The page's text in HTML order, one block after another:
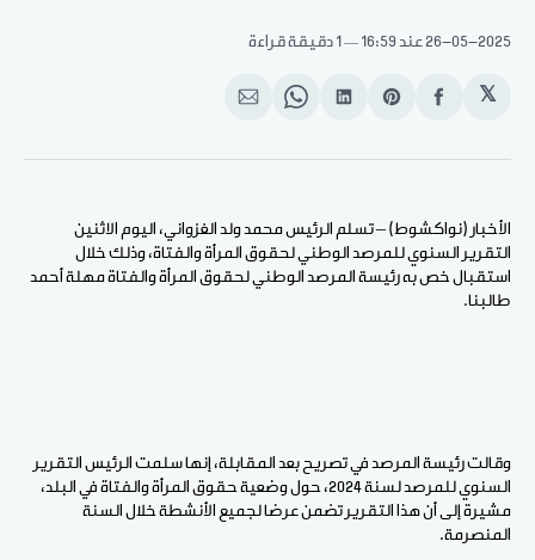
26-05-2025عند 16:59 1 دقيقة قراءة
𝕏
انشر
الفيسبوك
Share
Pinterest
انشر
لينكد
Share
WhatsApp
انشر
الإيميل
الأخبار (نواكشوط) – تسلم الرئيس محمد ولد الغزواني، اليوم الاثنين
التقرير السنوي للمرصد الوطني لحقوق المرأة والفتاة، وذلك خلال
استقبال خص به رئيسة المرصد الوطني لحقوق المرأة والفتاة مهلة أحمد
طالبنا.
وقالت رئيسة المرصد في تصريح بعد المقابلة، إنها سلمت الرئيس التقرير
السنوي للمرصد لسنة 2024، حول وضعية حقوق المرأة والفتاة في البلد،
مشيرة إلى أن هذا التقرير تضمن عرضا لجميع الأنشطة خلال السنة
المنصرمة.